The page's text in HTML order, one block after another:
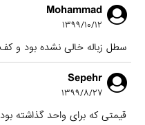
Mohammad
۱۳۹۹/۱۰/۱۲
سطل زباله خالی نشده بود و
Sepehr
۱۳۹۹/۸/۲۷
قیمتی که برای واحد گذاشته